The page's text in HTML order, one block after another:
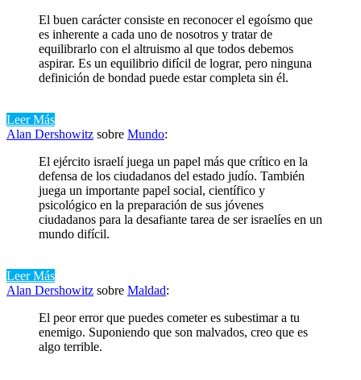
El buen carácter consiste en reconocer el egoísmo que
es inherente a cada uno de nosotros y tratar de
equilibrarlo con el altruismo al que todos debemos
aspirar. Es un equilibrio difícil de lograr, pero ninguna
definición de bondad puede estar completa sin él.
Leer Más
Alan Dershowitz sobre Mundo:
El ejército israelí juega un papel más que crítico en la
defensa de los ciudadanos del estado judío. También
juega un importante papel social, científico y
psicológico en la preparación de sus jóvenes
ciudadanos para la desafiante tarea de ser israelíes en un
mundo difícil.
Leer Más
Alan Dershowitz sobre Maldad:
El peor error que puedes cometer es subestimar a tu
enemigo. Suponiendo que son malvados, creo que es
algo terrible.